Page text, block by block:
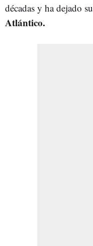
décadas y ha dejado su
Atlántico.